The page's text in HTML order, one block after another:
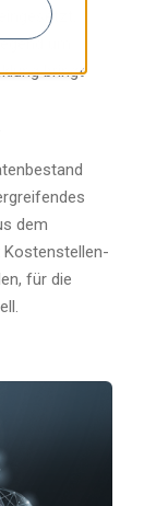
um
bringt
dem
Kostenstellen-
für die